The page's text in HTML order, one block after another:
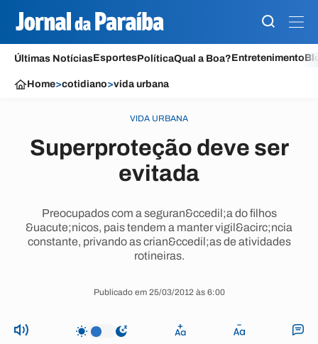
Últimas NotíciasEsportesPolíticaQual a Boa?Entretenimento
Home>cotidiano>vida urbana
VIDA URBANA
Superproteção deve ser
evitada
Preocupados com a seguran&ccedil;a do filhos
&uacute;nicos, pais tendem a manter vigil&acirc;ncia
constante, privando as crian&ccedil;as de atividades
rotineiras.
Publicado em 25/03/2012 às 6:00